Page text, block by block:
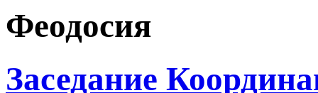
Феодосия
Заседание